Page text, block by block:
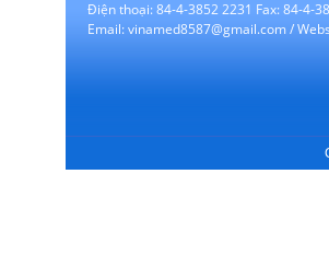
Điện thoại: 84-4-3852 2231 Fax: 84-4-
Email: vinamed8587@gmail.com /